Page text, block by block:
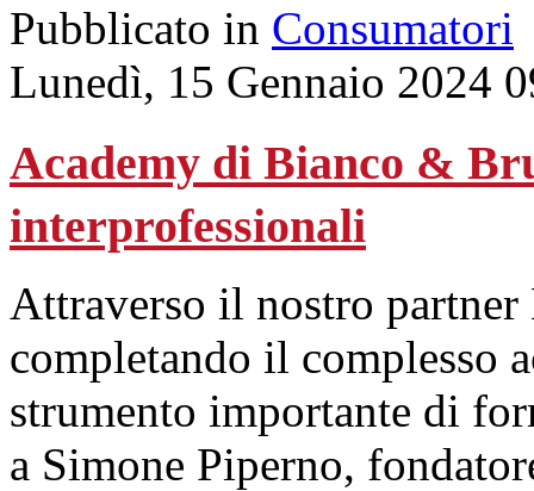
Pubblicato in Consumatori
Lunedì, 15 Gennaio 2024
Academy di Bianco &
interprofessionali
Attraverso il nostro
completando il complesso
strumento importante di
a Simone Piperno,